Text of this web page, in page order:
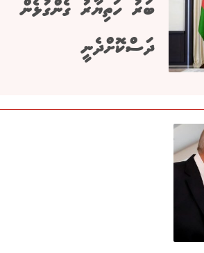
ބަރު ހަތިޔާރު ގެންގުޅެން
ދަސްކޮށްދެނީ